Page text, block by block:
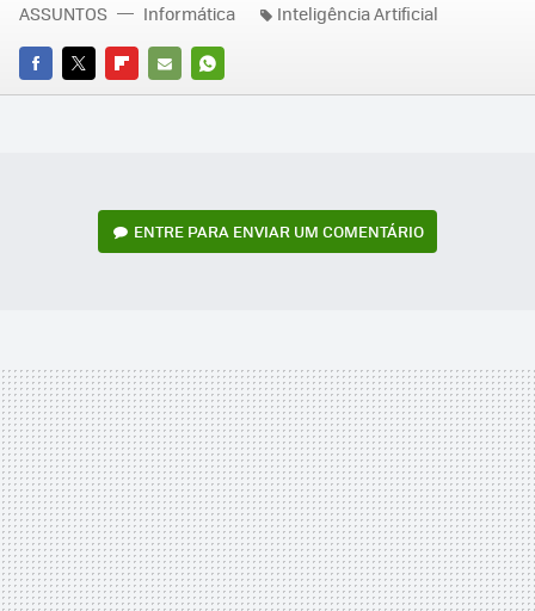
FACEBOOK
TWITTERFLIPBOARD
E-
WHATSAPP
ASSUNTOS Informática Inteligência Artificial
ENTRE PARA ENVIAR UM COMENTÁRIO